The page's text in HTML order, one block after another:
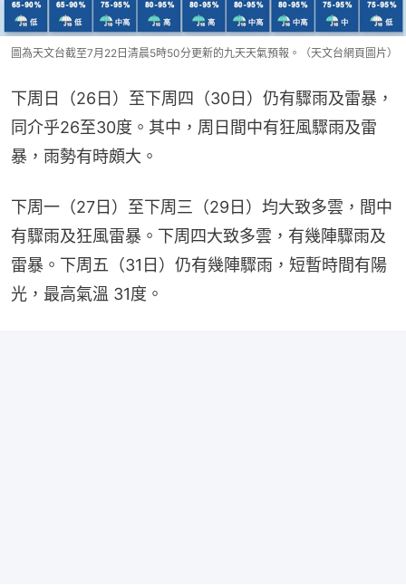
圖為天文台截至7月22日清晨5時50分更新的九天天氣預報。（天文台網頁圖片）
下周日（26日）至下周四（30日）仍有驟雨及雷暴，
同介乎26至30度。其中，周日間中有狂風驟雨及雷
暴，雨勢有時頗大。
下周一（27日）至下周三（29日）均大致多雲，間中
有驟雨及狂風雷暴。下周四大致多雲，有幾陣驟雨及
雷暴。下周五（31日）仍有幾陣驟雨，短暫時間有陽
光，最高氣溫 31度。